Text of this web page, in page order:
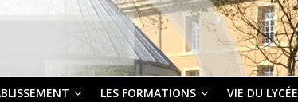
LES FORMATIONS VIE DU LYCÉE